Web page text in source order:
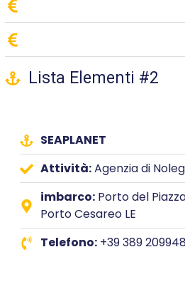
Lista Elementi #2
SEAPLANET
Attività:Agenzia di
imbarco:Porto del
Porto Cesareo LE
Telefono:+39 389